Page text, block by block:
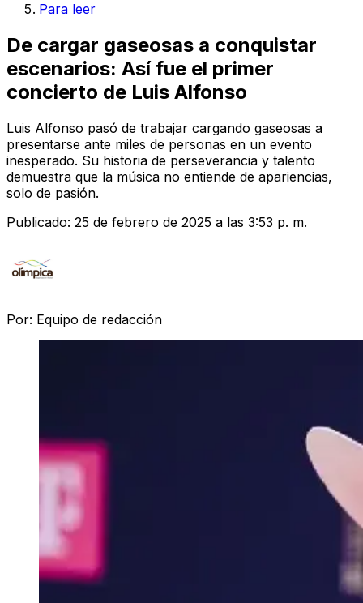
Para leer
De cargar gaseosas a conquistar
escenarios: Así fue el primer
concierto de Luis Alfonso
Luis Alfonso pasó de trabajar cargando gaseosas a
presentarse ante miles de personas en un evento
inesperado. Su historia de perseverancia y talento
demuestra que la música no entiende de apariencias,
solo de pasión.
Publicado: 25 de febrero de 2025 a las 3:53 p. m.
Por: Equipo de redacción